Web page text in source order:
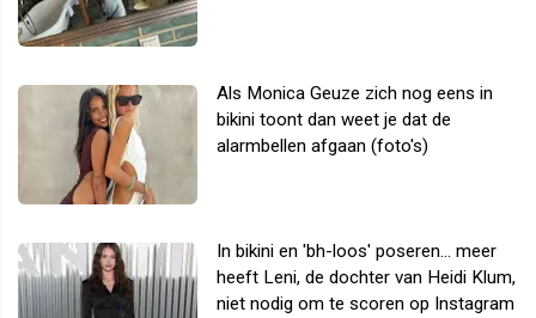
Als Monica Geuze zich nog eens in
bikini toont dan weet je dat de
alarmbellen afgaan (foto's)
In bikini en 'bh-loos' poseren... meer
heeft Leni, de dochter van Heidi Klum,
niet nodig om te scoren op Instagram